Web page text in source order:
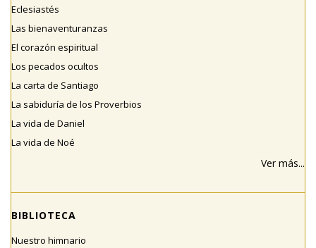
Eclesiastés
Las bienaventuranzas
El corazón espiritual
Los pecados ocultos
La carta de Santiago
La sabiduría de los Proverbios
La vida de Daniel
La vida de Noé
Ver más...
BIBLIOTECA
Nuestro himnario